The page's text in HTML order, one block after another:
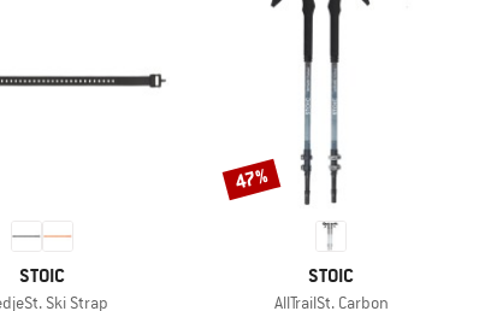
MARCHIO
STOIC
Ski Strap
MARCHIO
STOIC
Articolo
AllTrailSt. Carbon
Sconto
47%